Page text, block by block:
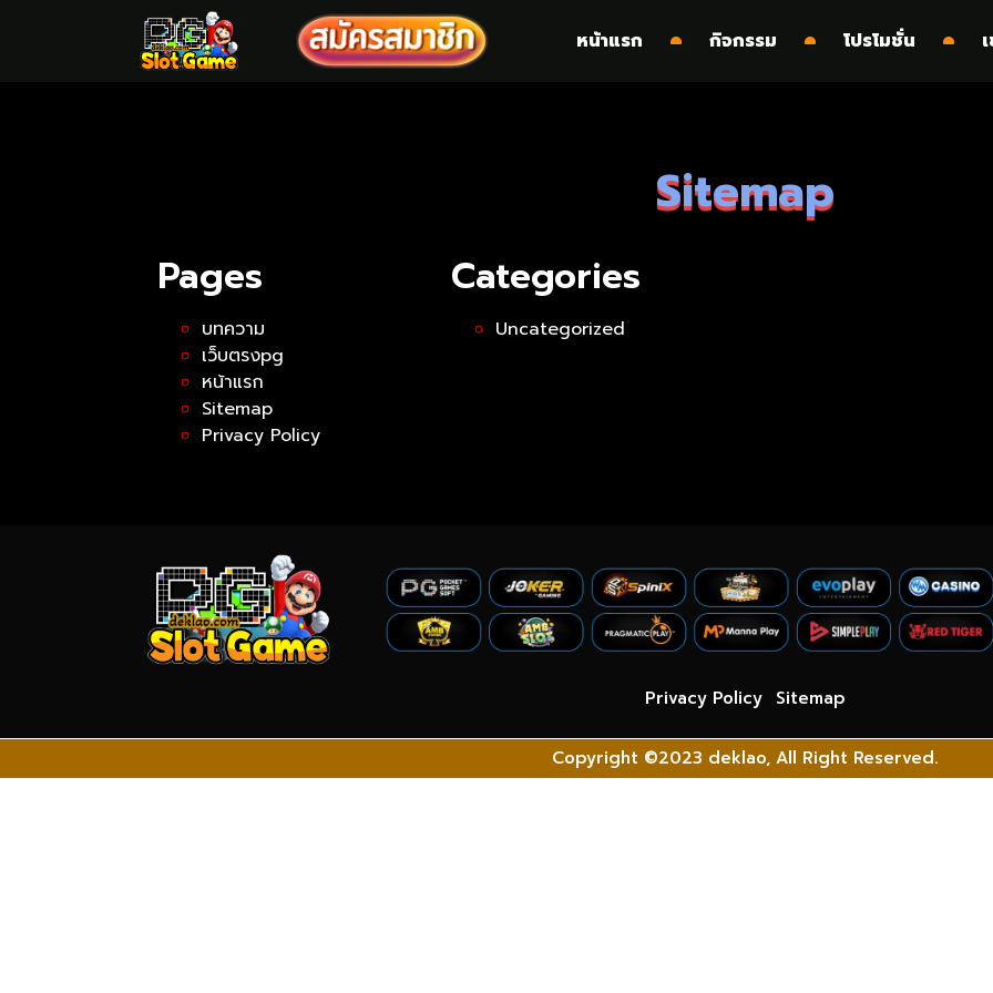
หน้าแรก กิจกรรม โปรโมชั่น
Sitemap
Pages
บทความ
เว็บตรงpg
หน้าแรก
Sitemap
Privacy Policy
Categories
Uncategorized
Privacy Policy Sitemap
Copyright ©2023 deklao, All Right Reserved.